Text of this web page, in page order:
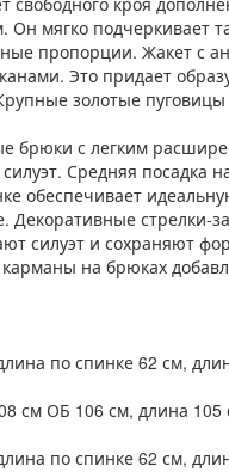
Он мягко подчеркивает
пропорции. Жакет с
Это придает
золотые
брюки с легким
Средняя посадка
обеспечивает
Декоративные стрелки-
силуэт и сохраняют
на брюках
по спинке 62 см,
см ОБ 106 см, длина 105
по спинке 62 см,